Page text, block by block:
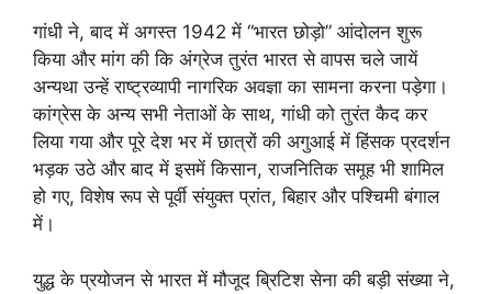
गांधी ने, बाद में अगस्त 1942 में “भारत छोड़ो” आंदोलन शुरू
किया और मांग की कि अंग्रेज तुरंत भारत से वापस चले जायें
अन्यथा उन्हें राष्ट्रव्यापी नागरिक अवज्ञा का सामना करना पड़ेगा।
कांग्रेस के अन्य सभी नेताओं के साथ, गांधी को तुरंत कैद कर
लिया गया और पूरे देश भर में छात्रों की अगुआई में हिंसक प्रदर्शन
भड़क उठे और बाद में इसमें किसान, राजनितिक समूह भी शामिल
हो गए, विशेष रूप से पूर्वी संयुक्त प्रांत, बिहार और पश्चिमी बंगाल
में।
युद्ध के प्रयोजन से भारत में मौजूद ब्रिटिश सेना की बड़ी संख्या ने,